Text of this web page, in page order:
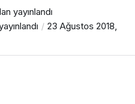
yayınlandı
23 Ağustos 2018,